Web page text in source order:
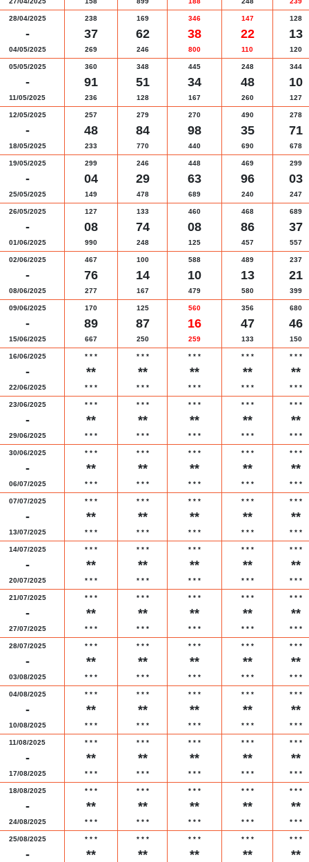
28/04/2025
-
04/05/2025
238
37
269
169
62
246
346
38
800
147
22
110
128
13
120
05/05/2025
-
11/05/2025
360
91
236
348
51
128
445
34
167
248
48
260
344
10
127
12/05/2025
-
18/05/2025
257
48
233
279
84
770
270
98
440
490
35
690
278
71
678
19/05/2025
-
25/05/2025
299
04
149
246
29
478
448
63
689
469
96
240
299
03
247
26/05/2025
-
01/06/2025
127
08
990
133
74
248
460
08
125
468
86
457
689
37
557
02/06/2025
-
08/06/2025
467
76
277
100
14
167
588
10
479
489
13
580
237
21
399
09/06/2025
-
15/06/2025
170
89
667
125
87
250
560
16
259
356
47
133
680
46
150
16/06/2025
-
22/06/2025
* * *
**
* * *
* * *
**
* * *
* * *
**
* * *
* * *
**
* * *
* * *
**
* * *
23/06/2025
-
29/06/2025
* * *
**
* * *
* * *
**
* * *
* * *
**
* * *
* * *
**
* * *
* * *
**
* * *
30/06/2025
-
06/07/2025
* * *
**
* * *
* * *
**
* * *
* * *
**
* * *
* * *
**
* * *
* * *
**
* * *
07/07/2025
-
13/07/2025
* * *
**
* * *
* * *
**
* * *
* * *
**
* * *
* * *
**
* * *
* * *
**
* * *
14/07/2025
-
20/07/2025
* * *
**
* * *
* * *
**
* * *
* * *
**
* * *
* * *
**
* * *
* * *
**
* * *
21/07/2025
-
27/07/2025
* * *
**
* * *
* * *
**
* * *
* * *
**
* * *
* * *
**
* * *
* * *
**
* * *
28/07/2025
-
03/08/2025
* * *
**
* * *
* * *
**
* * *
* * *
**
* * *
* * *
**
* * *
* * *
**
* * *
04/08/2025
-
10/08/2025
* * *
**
* * *
* * *
**
* * *
* * *
**
* * *
* * *
**
* * *
* * *
**
* * *
11/08/2025
-
17/08/2025
* * *
**
* * *
* * *
**
* * *
* * *
**
* * *
* * *
**
* * *
* * *
**
* * *
18/08/2025
-
24/08/2025
* * *
**
* * *
* * *
**
* * *
* * *
**
* * *
* * *
**
* * *
* * *
**
* * *
25/08/2025
-
* * *
**
* * *
**
* * *
**
* * *
**
* * *
**